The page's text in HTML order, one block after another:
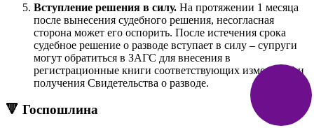
Вступление решения в силу. На протяжении 1 месяца
после вынесения судебного решения, несогласная
сторона может его оспорить. После истечения срока
судебное решение о разводе вступает в силу – супруги
могут обратиться в ЗАГС для внесения в
регистрационные книги соответствующих изменений и
получения Свидетельства о разводе.
🔻 Госпошлина